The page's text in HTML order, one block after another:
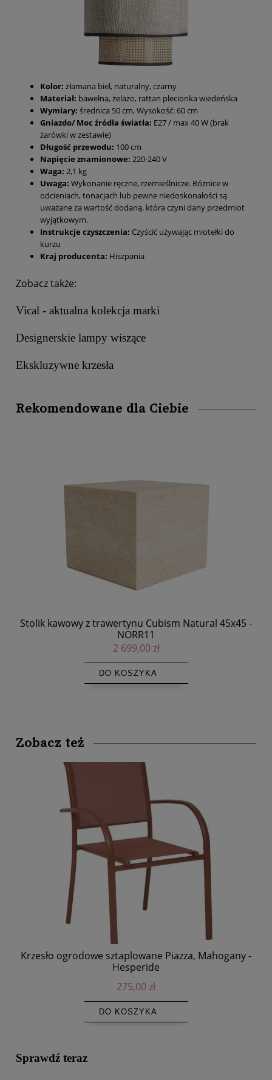
Kolor: złamana biel, naturalny, czarny
Materiał: bawełna, żelazo, rattan plecionka wiedeńska
Wymiary: średnica 50 cm, Wysokość: 60 cm
Gniazdo/ Moc źródła światła: E27 / max 40 W (brak
żarówki w zestawie)
Długość przewodu: 100 cm
Napięcie znamionowe: 220-240 V
Waga: 2,1 kg
Uwaga: Wykonanie ręczne, rzemieślnicze. Różnice w
odcieniach, tonacjach lub pewne niedoskonałości są
uważane za wartość dodaną, która czyni dany przedmiot
wyjątkowym.
Instrukcje czyszczenia: Czyścić używając miotełki do
kurzu
Kraj producenta: Hiszpania
Zobacz także:
Vical - aktualna kolekcja marki
Designerskie lampy wiszące
Ekskluzywne krzesła
Rekomendowane dla Ciebie
Stolik kawowy z trawertynu Cubism Natural 45x45 -
NORR11
2 699,00 zł
DO KOSZYKA
Zobacz też
Krzesło ogrodowe sztaplowane Piazza, Mahogany -
Hesperide
275,00 zł
DO KOSZYKA
Sprawdź teraz